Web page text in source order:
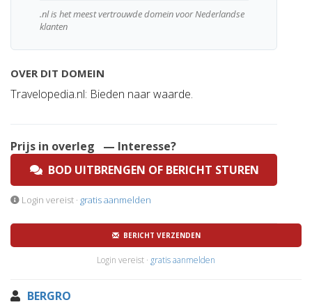
.nl is het meest vertrouwde domein voor Nederlandse
klanten
OVER DIT DOMEIN
Travelopedia.nl: Bieden naar waarde.
Prijs in overleg
— Interesse?
BOD UITBRENGEN OF BERICHT STUREN
Login vereist · gratis aanmelden
BERICHT VERZENDEN
Login vereist · gratis aanmelden
BERGRO